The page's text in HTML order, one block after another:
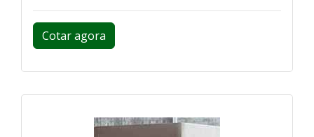
Cotar agora